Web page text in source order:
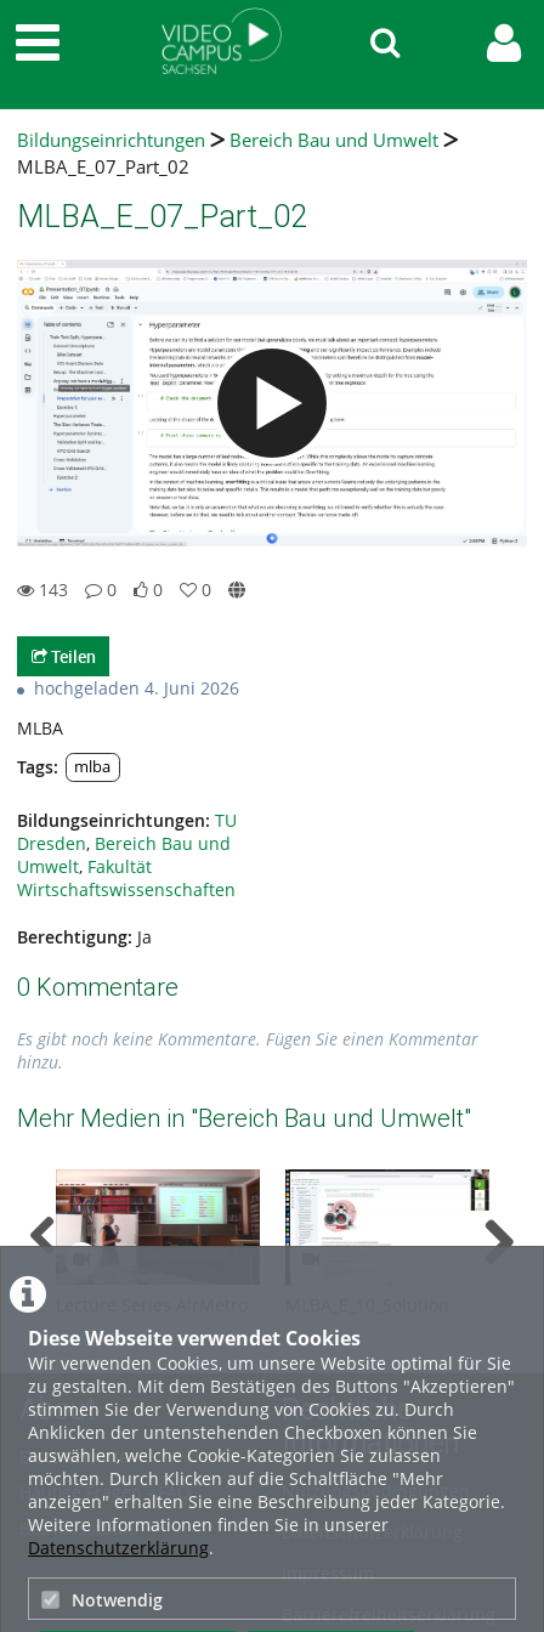
Diese Webseite verwendet Cookies
Wir verwenden Cookies, um unsere Website optimal für Sie
zu gestalten. Mit dem Bestätigen des Buttons "Akzeptieren"
stimmen Sie der Verwendung von Cookies zu. Durch
Anklicken der untenstehenden Checkboxen können Sie
auswählen, welche Cookie-Kategorien Sie zulassen
möchten. Durch Klicken auf die Schaltfläche "Mehr
anzeigen" erhalten Sie eine Beschreibung jeder Kategorie.
Weitere Informationen finden Sie in unserer
Datenschutzerklärung.
Notwendig
Bildungseinrichtungen
Bereich Bau und Umwelt
MLBA_E_07_Part_02
MLBA_E_07_Part_02
143
0
0
0
Teilen
hochgeladen 4. Juni 2026
MLBA
Tags:
mlba
Bildungseinrichtungen: TU
Dresden, Bereich Bau und
Umwelt, Fakultät
Wirtschaftswissenschaften
Berechtigung: Ja
0 Kommentare
Es gibt noch keine Kommentare. Fügen Sie einen Kommentar
hinzu.
Mehr Medien in "Bereich Bau und Umwelt"
SS2026 Part 10
About
Erste Schritte
Häufige Fragen - FAQ
Betriebsstatus
Rechtliche
Informationen
Nutzungsbedingungen
Datenschutzerklärung
Impressum
Barrierefreiheitserklärung